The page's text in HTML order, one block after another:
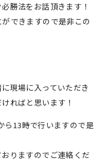
勝法をお話頂きます！
できますので是非この
現場に入っていただき
ればと思います！
ら13時で行いますので是
りますのでご連絡くだ